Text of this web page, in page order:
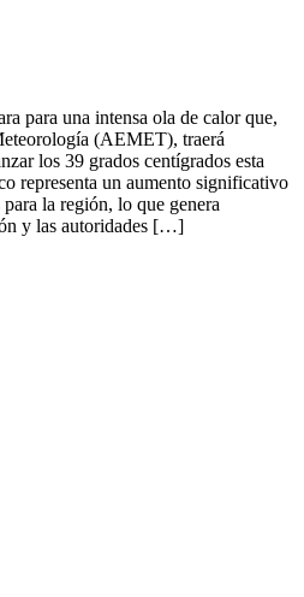
para una intensa ola de calor que,
(AEMET), traerá
los 39 grados centígrados esta
representa un aumento significativo
la región, lo que genera
y las autoridades […]